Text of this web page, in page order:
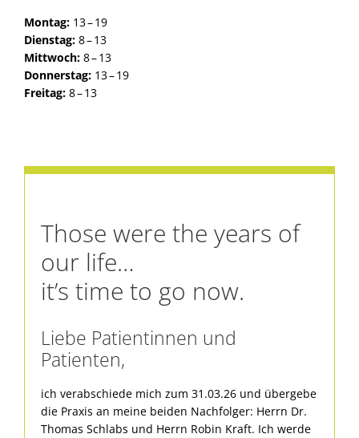
Montag:13 – 19
Dienstag: 8 – 13
Mittwoch:8 – 13
Donnerstag: 13 – 19
Freitag: 8 – 13
Those were the years of
our life…
it’s time to go now.
Liebe Patientinnen und
Patienten,
ich verabschiede mich zum 31.03.26 und übergebe
die Praxis an meine beiden Nachfolger: Herrn Dr.
Thomas Schlabs und Herrn Robin Kraft. Ich werde